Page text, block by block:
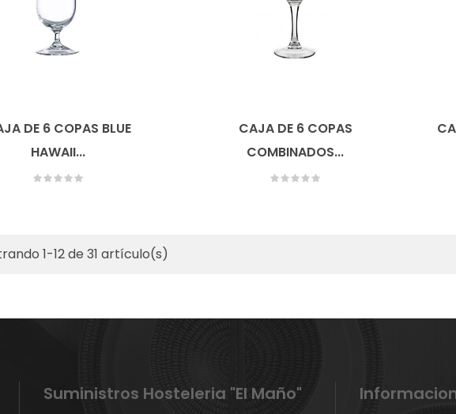
DE 6 COPAS BLUE
HAWAII...
CAJA DE 6 COPAS
COMBINADOS...
1-12 de 31 artículo(s)
Suministros Hosteleria "El Maño"